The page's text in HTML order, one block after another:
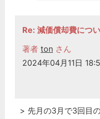
Re: 減価償却費につ
著者 ton さん
2024年04月11日
> 先月の3月で3回目